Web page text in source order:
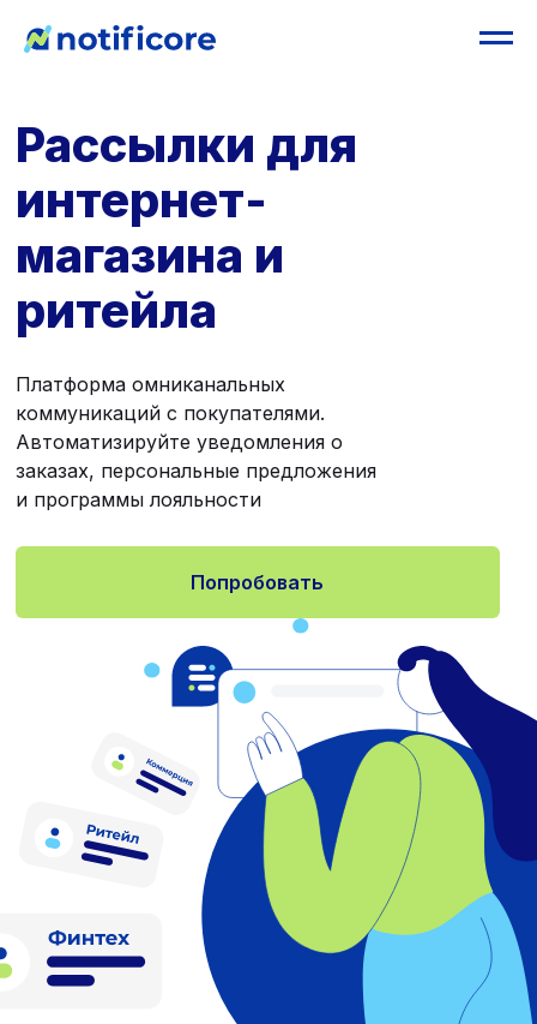
Рассылки для
интернет-
магазина и
ритейла
Платформа омниканальных
коммуникаций с покупателями.
Автоматизируйте уведомления о
заказах, персональные предложения
и программы лояльности
Попробовать